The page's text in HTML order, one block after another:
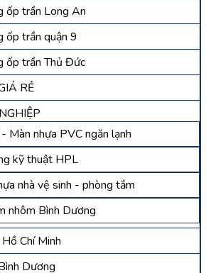
ốp trần Long An
ốp trần quận 9
ốp trần Thủ Đức
RẺ
Màn nhựa PVC ngăn lạnh
kỹ thuật HPL
nhà vệ sinh - phòng tắm
nhôm Bình Dương
Chí Minh
Dương